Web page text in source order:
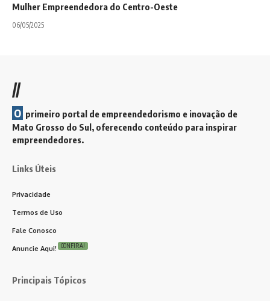
Mulher Empreendedora do Centro-Oeste
06/05/2025
//
O primeiro portal de empreendedorismo e inovação de
Mato Grosso do Sul, oferecendo conteúdo para inspirar
empreendedores.
Links Úteis
Privacidade
Termos de Uso
Fale Conosco
Anuncie Aqui! CONFIRA!
Principais Tópicos